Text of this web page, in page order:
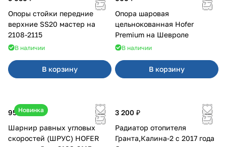
Опоры стойки передние
верхние SS20 мастер на
2108-2115
В наличии
В корзину
Опора шаровая
цельнокованная Hofer
Premium на Шевроле
В наличии
В корзину
Новинка
950 ₽
Шарнир равных угловых
скоростей (ШРУС) HOFER
3 200 ₽
Радиатор отопителя
Гранта,Калина-2 с 2017 года